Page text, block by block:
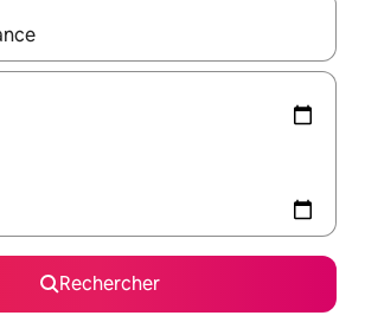
s'affichent, utilisez les flèches vers le
Rechercher